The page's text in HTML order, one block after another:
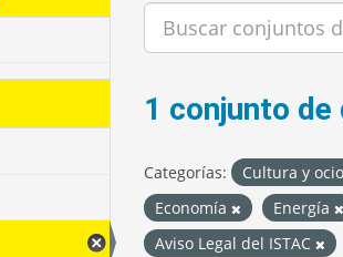
1 conjunto
Categorías: Cultura y ocio
Economía
Energía
Aviso Legal del ISTAC